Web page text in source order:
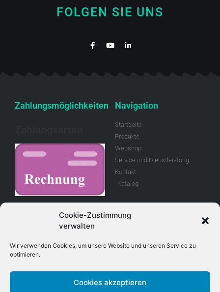
Cookie-Zustimmung
verwalten
Wir verwenden Cookies, um unsere Website und unseren Service zu
optimieren.
Cookies akzeptieren
FOLGEN SIE UNS
Zahlungsmöglichkeiten
Geschäftsbedingungen
Retouren
Navigation
Startseite
Produkte
Webshop
Service und Dienstleistung
Kontakt
Katalog